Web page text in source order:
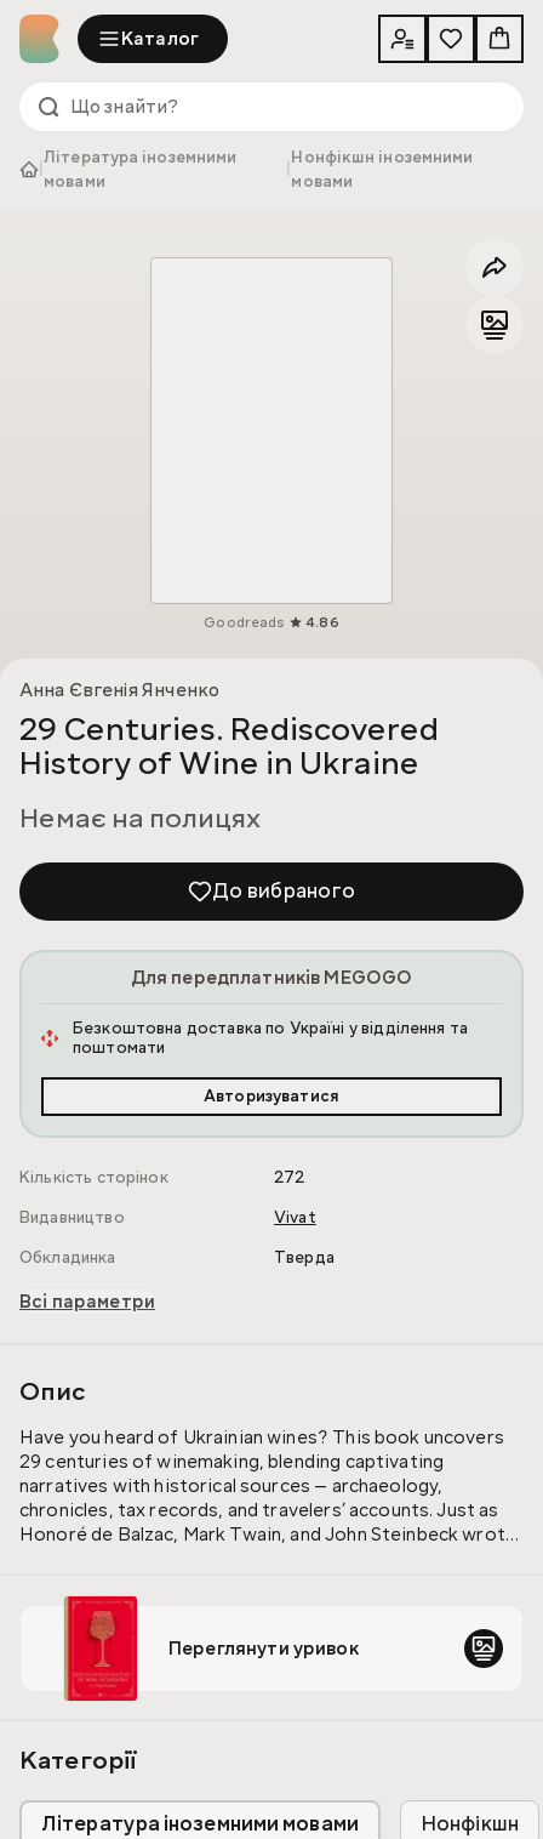
Каталог
|
Література іноземними
мовами
Нонфікшн іноземними
мовами
Goodreads 4.86
Анна Євгенія Янченко
29 Centuries. Rediscovered
History of Wine in Ukraine
Немає на полицях
До вибраного
Для передплатників MEGOGO
Безкоштовна доставка по Україні у відділення та
поштомати
Авторизуватися
Кількість сторінок
272
Видавництво
Vivat
Обкладинка
Тверда
Всі параметри
Опис
Have you heard of Ukrainian wines? This book uncovers
29 centuries of winemaking, blending captivating
narratives with historical sources — archaeology,
chronicles, tax records, and travelers’ accounts. Just as
Honoré de Balzac, Mark Twain, and John Steinbeck wrote
book received an award from the International
Organisation of Vine and Wine (OIV Award 2024).
Переглянути уривок
Категорії
Література іноземними мовами Нонфікшн